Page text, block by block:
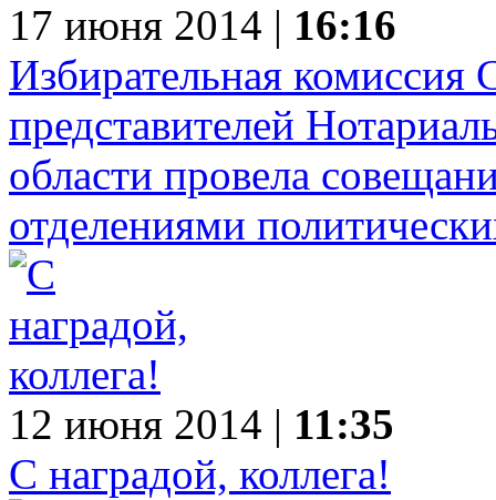
17 июня 2014 | 16:16
Избирательная комиссия
представителей
области провела
отделениями
12 июня 2014 | 11:35
С наградой, коллега!